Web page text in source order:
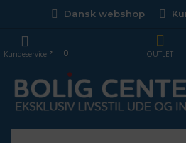
Dansk webshop
OUTLET
Kundeservice 0